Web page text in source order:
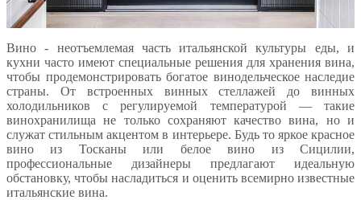
Вино - неотъемлемая часть итальянской культуры еды, и
кухни часто имеют специальные решения для хранения вина,
чтобы продемонстрировать богатое винодельческое наследие
страны. От встроенных винных стеллажей до винных
холодильников с регулируемой температурой — такие
винохранилища не только сохраняют качество вина, но и
служат стильным акцентом в интерьере. Будь то яркое красное
вино из Тосканы или белое вино из Сицилии,
профессиональные дизайнеры предлагают идеальную
обстановку, чтобы насладиться и оценить всемирно известные
итальянские вина.